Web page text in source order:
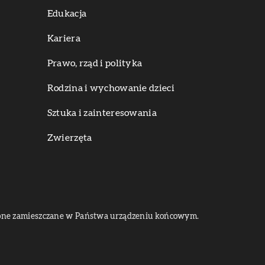
Edukacja
Kariera
Prawo, rząd i polityka
Rodzina i wychowanie dzieci
Sztuka i zainteresowania
Zwierzęta
zamieszczane w Państwa urządzeniu końcowym.